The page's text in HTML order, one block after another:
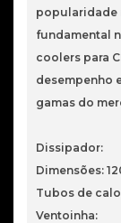
popularidade
fundamental
coolers para
desempenho
gamas do
Dissipador:
Dimensões:
Tubos de
Ventoinha: